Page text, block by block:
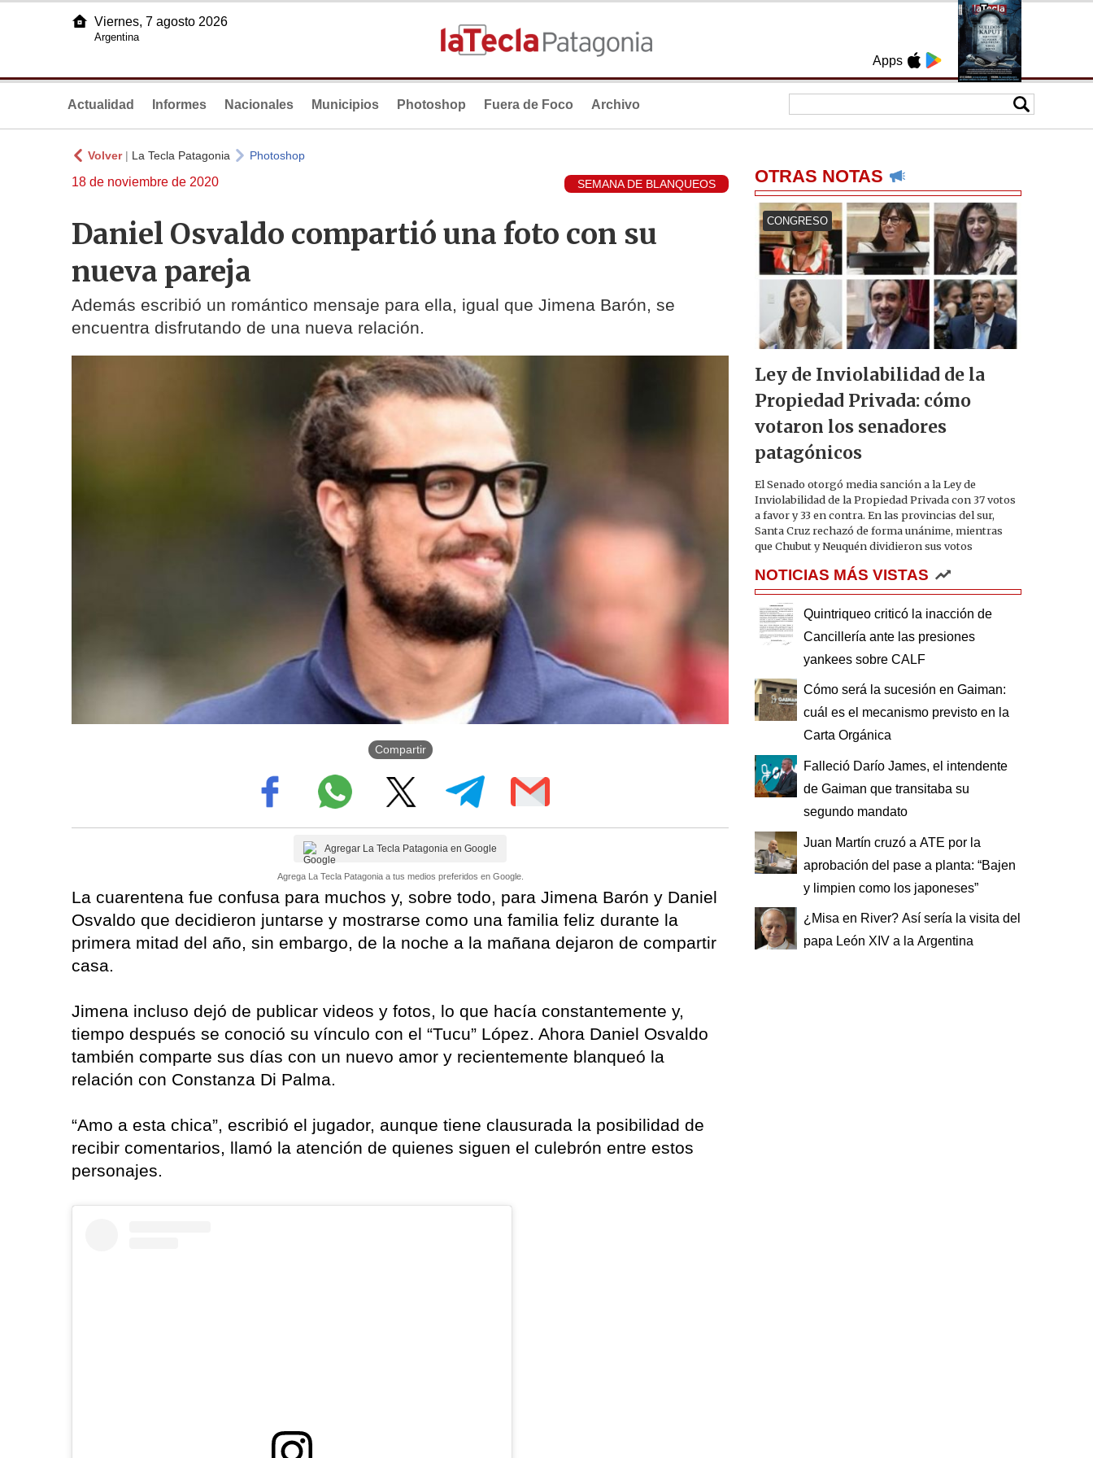
Apps
Viernes, 7 agosto 2026
Argentina
Actualidad Informes Nacionales Municipios Photoshop Fuera de Foco Archivo
Volver| La Tecla Patagonia Photoshop
18 de noviembre de 2020 SEMANA DE BLANQUEOS
Daniel Osvaldo compartió una foto con su
nueva pareja
Además escribió un romántico mensaje para ella, igual que Jimena Barón, se
encuentra disfrutando de una nueva relación.
Compartir
Agregar La Tecla Patagonia en Google
Agrega La Tecla Patagonia a tus medios preferidos en Google.
La cuarentena fue confusa para muchos y, sobre todo, para Jimena Barón y Daniel
Osvaldo que decidieron juntarse y mostrarse como una familia feliz durante la
primera mitad del año, sin embargo, de la noche a la mañana dejaron de compartir
casa.
Jimena incluso dejó de publicar videos y fotos, lo que hacía constantemente y,
tiempo después se conoció su vínculo con el “Tucu” López. Ahora Daniel Osvaldo
también comparte sus días con un nuevo amor y recientemente blanqueó la
relación con Constanza Di Palma.
“Amo a esta chica”, escribió el jugador, aunque tiene clausurada la posibilidad de
recibir comentarios, llamó la atención de quienes siguen el culebrón entre estos
personajes.
OTRAS NOTAS
CONGRESO
Ley de Inviolabilidad de la
Propiedad Privada: cómo
votaron los senadores
patagónicos
El Senado otorgó media sanción a la Ley de
Inviolabilidad de la Propiedad Privada con 37 votos
a favor y 33 en contra. En las provincias del sur,
Santa Cruz rechazó de forma unánime, mientras
que Chubut y Neuquén dividieron sus votos
NOTICIAS MÁS VISTAS
Quintriqueo criticó la inacción de
Cancillería ante las presiones
yankees sobre CALF
Cómo será la sucesión en Gaiman:
cuál es el mecanismo previsto en la
Carta Orgánica
Falleció Darío James, el intendente
de Gaiman que transitaba su
segundo mandato
Juan Martín cruzó a ATE por la
aprobación del pase a planta: “Bajen
y limpien como los japoneses”
¿Misa en River? Así sería la visita del
papa León XIV a la Argentina